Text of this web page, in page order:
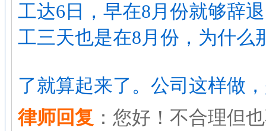
工达6日，早在8月份就够辞
工三天也是在8月份，为什么
了就算起来了。公司这样做
律师回复 ：您好！不合理但